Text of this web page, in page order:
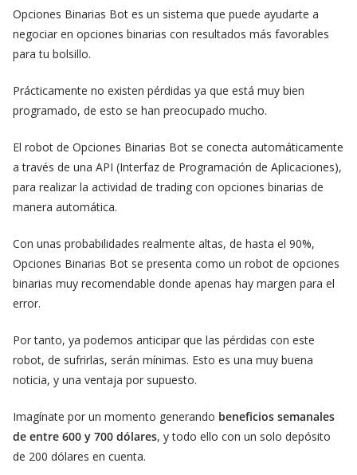
Opciones Binarias Bot es un sistema que puede ayudarte a
negociar en opciones binarias con resultados más favorables
para tu bolsillo.
Prácticamente no existen pérdidas ya que está muy bien
programado, de esto se han preocupado mucho.
El robot de Opciones Binarias Bot se conecta automáticamente
a través de una API (Interfaz de Programación de Aplicaciones),
para realizar la actividad de trading con opciones binarias de
manera automática.
Con unas probabilidades realmente altas, de hasta el 90%,
Opciones Binarias Bot se presenta como un robot de opciones
binarias muy recomendable donde apenas hay margen para el
error.
Por tanto, ya podemos anticipar que las pérdidas con este
robot, de sufrirlas, serán mínimas. Esto es una muy buena
noticia, y una ventaja por supuesto.
Imagínate por un momento generando beneficios semanales
de entre 600 y 700 dólares, y todo ello con un solo depósito
de 200 dólares en cuenta.